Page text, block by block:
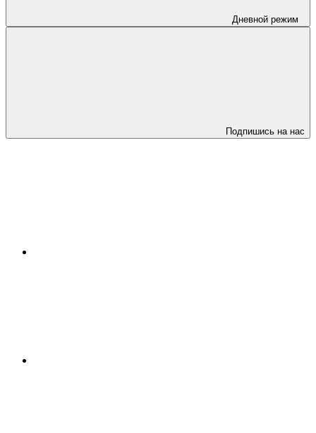
Дневной режим
Подпишись на нас